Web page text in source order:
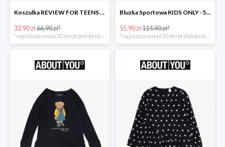
Koszulka REVIEW FOR TEENS -51%
32.90 zł66.90 zł*
*najniższa cena z 30 dni przed obniżką
Bluzka Sportowa KIDS ONLY -51%
55.90 zł114.90 zł*
*najniższa cena z 30 dni przed obniżką